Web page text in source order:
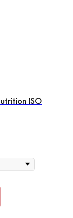
ISO